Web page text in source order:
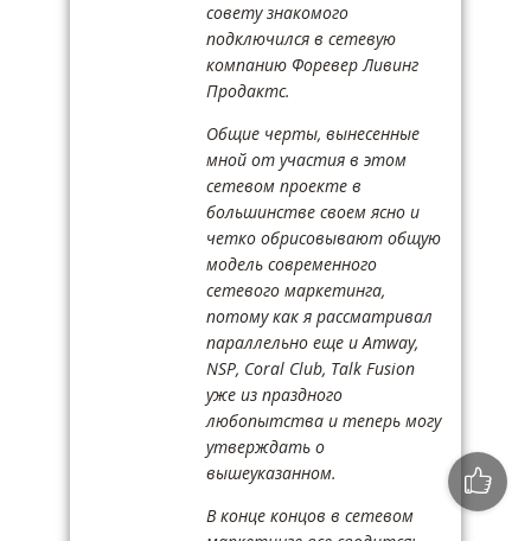
совету знакомого
подключился в сетевую
компанию Форевер Ливинг
Продактс.
Общие черты, вынесенные
мной от участия в этом
сетевом проекте в
большинстве своем ясно и
четко обрисовывают общую
модель современного
сетевого маркетинга,
потому как я рассматривал
параллельно еще и Amway,
NSP, Coral Club, Talk Fusion
уже из праздного
любопытства и теперь могу
утверждать о
вышеуказанном.
В конце концов в сетевом